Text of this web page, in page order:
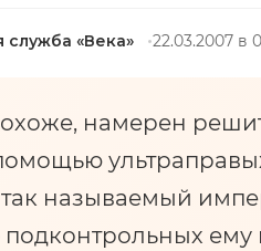
«Века» 22.03.2007 в
намерен
так называемый